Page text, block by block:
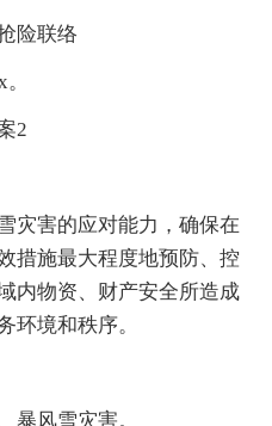
险联络
2
灾害的应对能力，确保在
措施最大程度地预防、控
内物资、财产安全所造成
环境和秩序。
暴风雪灾害。